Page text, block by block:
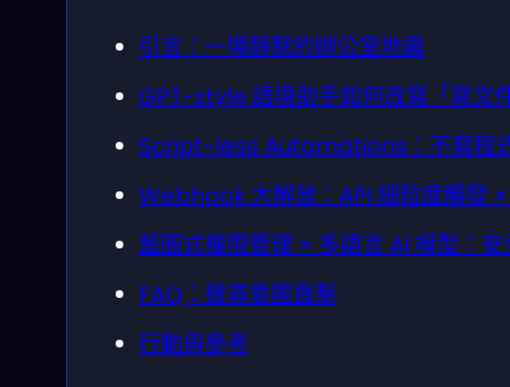
引言：一場靜默的辦公室地震
GPT-style 語境助手如何改寫「寫文
Script-less Automations：不寫程
Webhook 大解放：API 細粒度觸發
藍圖式權限管理 × 多語言 AI 模型：
FAQ：搜尋意圖直擊
行動與參考